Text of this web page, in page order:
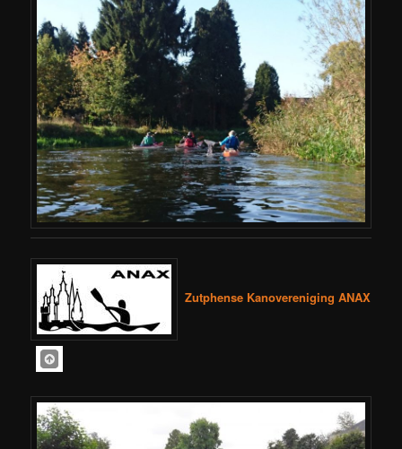
Zutphense Kanovereniging ANAX